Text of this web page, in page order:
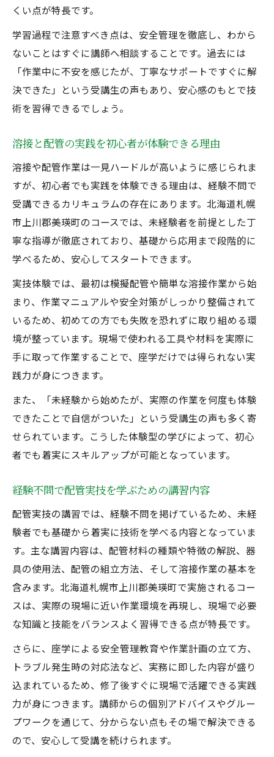
くい点が特長です。
学習過程で注意すべき点は、安全管理を徹底し、わから
ないことはすぐに講師へ相談することです。過去には
「作業中に不安を感じたが、丁寧なサポートですぐに解
決できた」という受講生の声もあり、安心感のもとで技
術を習得できるでしょう。
溶接と配管の実践を初心者が体験できる理由
溶接や配管作業は一見ハードルが高いように感じられま
すが、初心者でも実践を体験できる理由は、経験不問で
受講できるカリキュラムの存在にあります。北海道札幌
市上川郡美瑛町のコースでは、未経験者を前提とした丁
寧な指導が徹底されており、基礎から応用まで段階的に
学べるため、安心してスタートできます。
実技体験では、最初は模擬配管や簡単な溶接作業から始
まり、作業マニュアルや安全対策がしっかり整備されて
いるため、初めての方でも失敗を恐れずに取り組める環
境が整っています。現場で使われる工具や材料を実際に
手に取って作業することで、座学だけでは得られない実
践力が身につきます。
また、「未経験から始めたが、実際の作業を何度も体験
できたことで自信がついた」という受講生の声も多く寄
せられています。こうした体験型の学びによって、初心
者でも着実にスキルアップが可能となっています。
経験不問で配管実技を学ぶための講習内容
配管実技の講習では、経験不問を掲げているため、未経
験者でも基礎から着実に技術を学べる内容となっていま
す。主な講習内容は、配管材料の種類や特徴の解説、器
具の使用法、配管の組立方法、そして溶接作業の基本を
含みます。北海道札幌市上川郡美瑛町で実施されるコー
スは、実際の現場に近い作業環境を再現し、現場で必要
な知識と技能をバランスよく習得できる点が特長です。
さらに、座学による安全管理教育や作業計画の立て方、
トラブル発生時の対応法など、実務に即した内容が盛り
込まれているため、修了後すぐに現場で活躍できる実践
力が身につきます。講師からの個別アドバイスやグルー
プワークを通じて、分からない点もその場で解決できる
ので、安心して受講を続けられます。